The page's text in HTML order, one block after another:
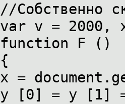
//Собственно
var v =
function F ()
{
x =
y [0] = y [1]